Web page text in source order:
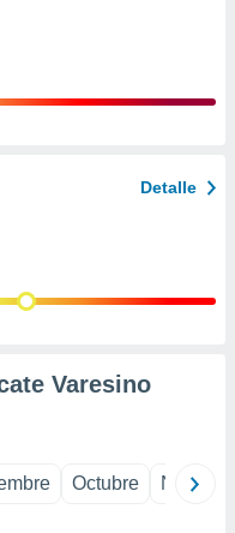
Detalle
Varesino
Octubre